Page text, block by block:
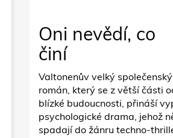
Oni nevědí, co
činí
Valtonenův velký společenský
román, který se z větší části
blízké budoucnosti, přináší
psychologické drama, jehož
spadají do žánru techno-